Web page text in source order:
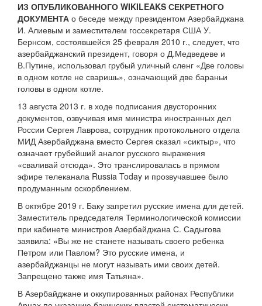
ИЗ ОПУБЛИКОВАННОГО WIKILEAKS СЕКРЕТНОГО
ДОКУМЕНТА о беседе между президентом Азербайджана
И. Алиевым и заместителем госсекретаря США У.
Бернсом, состоявшейся 25 февраля 2010 г., следует, что
азербайджанский президент, говоря о Д.Медведеве и
В.Путине, использовал грубый уличный сленг «Две головы
в одном котле не сваришь», означающий две бараньи
головы в одном котле.
13 августа 2013 г. в ходе подписания двусторонних
документов, озвучивая имя министра иностранных дел
России Сергея Лаврова, сотрудник протокольного отдела
МИД Азербайджана вместо Сергея сказал «сиктыр», что
означает грубейший аналог русского выражения
«сваливай отсюда». Это транслировалась в прямом
эфире телеканала Russia Today и прозвучавшее было
продуманным оскорблением.
В октябре 2019 г. Баку запретил русские имена для детей.
Заместитель председателя Терминологической комиссии
при кабинете министров Азербайджана С. Садыгова
заявила: «Вы же не станете называть своего ребенка
Петром или Павлом? Это русские имена, и
азербайджанцы не могут называть ими своих детей.
Запрещено также имя Татьяна».
В Азербайджане и оккупированных районах Республики